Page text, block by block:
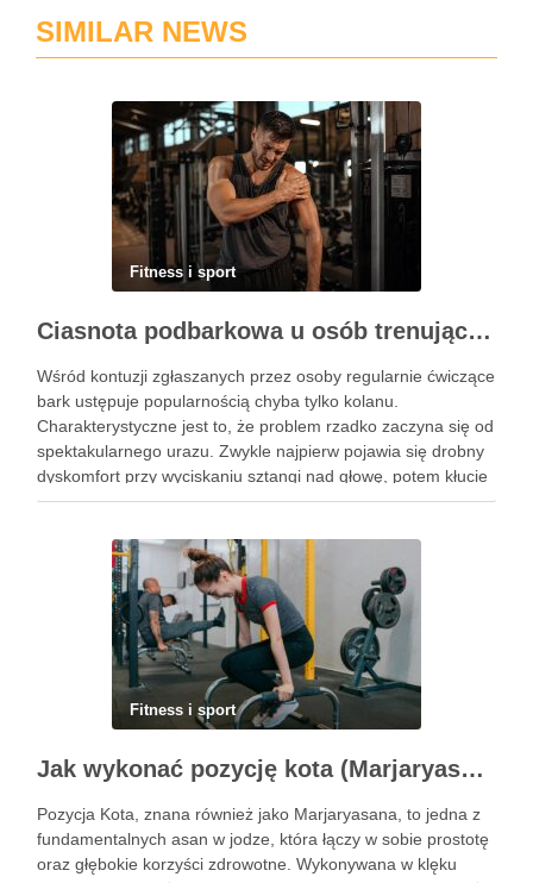
SIMILAR NEWS
Fitness i sport
Ciasnota podbarkowa u osób trenujących – kiedy bark przestaje wybaczać błędy na siłowni
Wśród kontuzji zgłaszanych przez osoby regularnie ćwiczące
bark ustępuje popularnością chyba tylko kolanu.
Charakterystyczne jest to, że problem rzadko zaczyna się od
spektakularnego urazu. Zwykle najpierw pojawia się drobny
dyskomfort przy wyciskaniu sztangi nad głowę, potem kłucie
przy zakładaniu koszulki, a po kilku tygodniach ból budzi w
Fitness i sport
Jak wykonać pozycję kota (Marjaryasana) i jakie ma korzyści?
Pozycja Kota, znana również jako Marjaryasana, to jedna z
fundamentalnych asan w jodze, która łączy w sobie prostotę
oraz głębokie korzyści zdrowotne. Wykonywana w klęku